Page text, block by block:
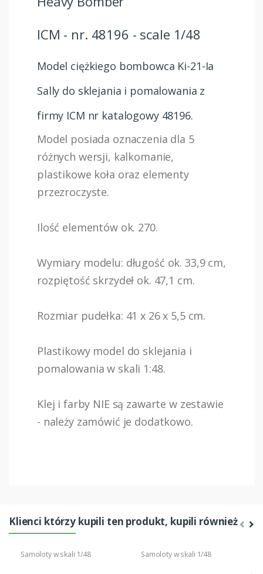
ICM - nr. 48196 - scale 1/48
Model ciężkiego bombowca Ki-21-Ia
Sally do sklejania i pomalowania z
firmy ICM nr katalogowy 48196.
Model posiada oznaczenia dla 5
różnych wersji, kalkomanie,
plastikowe koła oraz elementy
przezroczyste.
Ilość elementów ok. 270.
Wymiary modelu: długość ok. 33,9 cm,
rozpiętość skrzydeł ok. 47,1 cm.
Rozmiar pudełka: 41 x 26 x 5,5 cm.
Plastikowy model do sklejania i
pomalowania w skali 1:48.
Klej i farby NIE są zawarte w zestawie
- należy zamówić je dodatkowo.
Klienci którzy kupili ten produkt, kupili również
Samoloty w skali 1/48 Samoloty w skali 1/48